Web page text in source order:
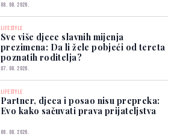
08. 08. 2026.
LIFESTYLE
Sve više djece slavnih mijenja
prezimena: Da li žele pobjeći od tereta
poznatih roditelja?
07. 08. 2026.
LIFESTYLE
Partner, djeca i posao nisu prepreka:
Evo kako sačuvati prava prijateljstva
06. 08. 2026.